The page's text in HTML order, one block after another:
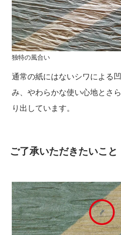
独特の風合い
通常の紙にはないシワによる
み、やわらかな使い心地とさ
り出しています。
ご了承いただきたいこと